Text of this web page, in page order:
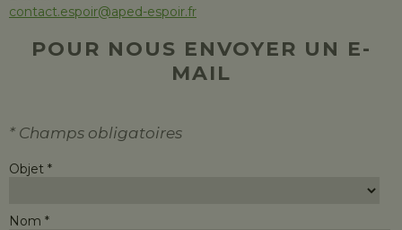
contact.espoir@aped-espoir.fr
POUR NOUS ENVOYER UN E-
MAIL
* Champs obligatoires
Objet *
Nom *